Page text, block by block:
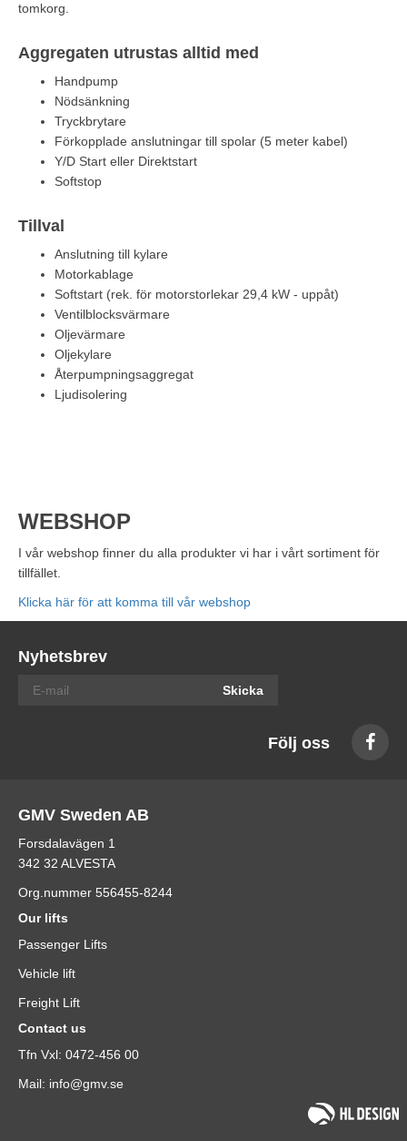
tomkorg.
Aggregaten utrustas alltid med
Handpump
Nödsänkning
Tryckbrytare
Förkopplade anslutningar till spolar (5 meter kabel)
Y/D Start eller Direktstart
Softstop
Tillval
Anslutning till kylare
Motorkablage
Softstart (rek. för motorstorlekar 29,4 kW - uppåt)
Ventilblocksvärmare
Oljevärmare
Oljekylare
Återpumpningsaggregat
Ljudisolering
WEBSHOP
I vår webshop finner du alla produkter vi har i vårt sortiment för
tillfället.
Klicka här för att komma till vår webshop
Nyhetsbrev
Skicka
Följ oss
GMV Sweden AB
Forsdalavägen 1
342 32 ALVESTA
Org.nummer 556455-8244
Our lifts
Passenger Lifts
Vehicle lift
Freight Lift
Contact us
Tfn Vxl: 0472-456 00
Mail: info@gmv.se